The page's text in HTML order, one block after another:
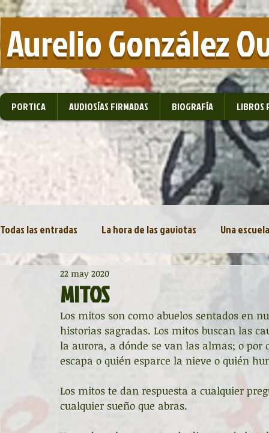
Aurelio González
PORTICA AUDIOSÍAS FIRMADAS BIOGRAFÍA LIBROS
Todas las entradas La hora de las gaviotas Una
Diccionario de mitos clásicos
Noche de Cumpleaños La rucha Asociación
MITOS
22 may 2020
Los mitos son como abuelos sentados en
historias sagradas. Los mitos buscan las
la aurora, a dónde se van las almas; o
escapa o quién esparce la nieve o quién
Los mitos te dan respuesta a cualquier
cualquier sueño que abras.